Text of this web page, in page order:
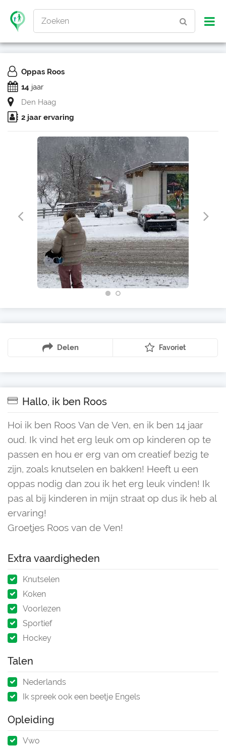
Zoeken
Oppas Roos
14 jaar
Den Haag
2 jaar ervaring
Delen Favoriet
Hallo, ik ben Roos
Hoi ik ben Roos Van de Ven, en ik ben 14 jaar
oud. Ik vind het erg leuk om op kinderen op te
passen en hou er erg van om creatief bezig te
zijn, zoals knutselen en bakken! Heeft u een
oppas nodig dan zou ik het erg leuk vinden! Ik
pas al bij kinderen in mijn straat op dus ik heb al
ervaring!
Groetjes Roos van de Ven!
Extra vaardigheden
Knutselen
Koken
Voorlezen
Sportief
Hockey
Talen
Nederlands
Ik spreek ook een beetje Engels
Opleiding
Vwo